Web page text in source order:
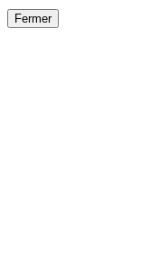
Fermer